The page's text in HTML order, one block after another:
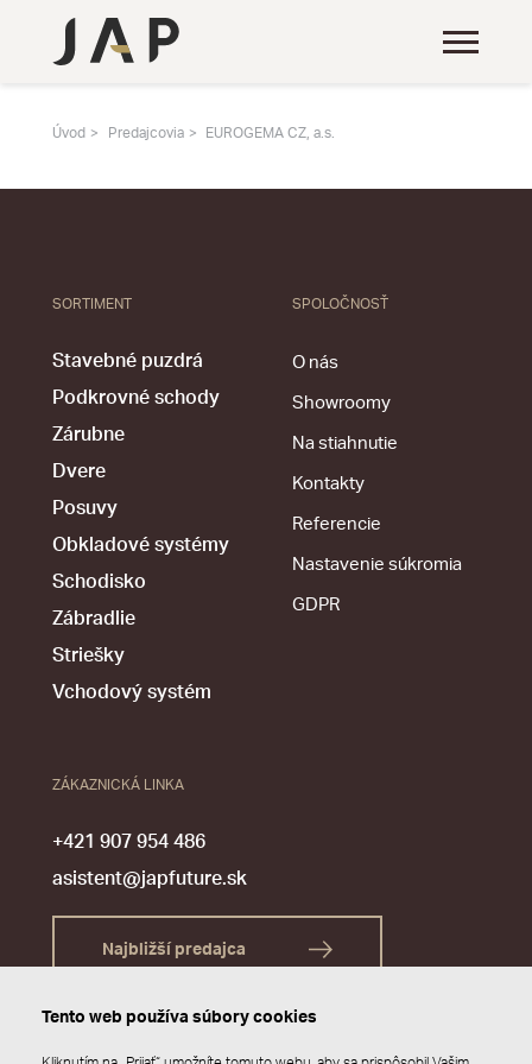
Úvod Predajcovia EUROGEMA CZ, a.s.
SORTIMENT
Stavebné puzdrá
Podkrovné schody
Zárubne
Dvere
Posuvy
Obkladové systémy
Schodisko
Zábradlie
Striešky
Vchodový systém
SPOLOČNOSŤ
O nás
Showroomy
Na stiahnutie
Kontakty
Referencie
Nastavenie súkromia
GDPR
ZÁKAZNICKÁ LINKA
+421 907 954 486
asistent@japfuture.sk
Najbližší predajca
Tento web používa súbory cookies